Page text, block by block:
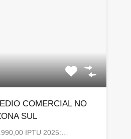
COMERCIAL NO
SUL
IPTU 2025:…